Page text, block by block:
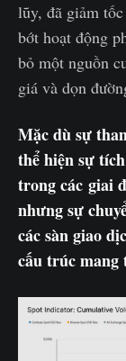
lũy, đã giảm
bớt hoạt động
bỏ một nguồn
giá và dọn
Mặc dù sự
thể hiện sự
trong các giai
nhưng sự
các sàn giao
cấu trúc mang